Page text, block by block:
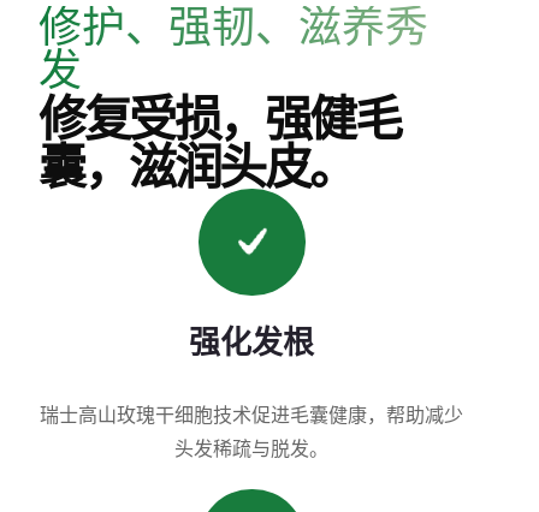
修护、强韧、滋养秀
发
修复受损，强健毛
囊，滋润头皮。
强化发根
瑞士高山玫瑰干细胞技术促进毛囊健康，帮助减少
头发稀疏与脱发。